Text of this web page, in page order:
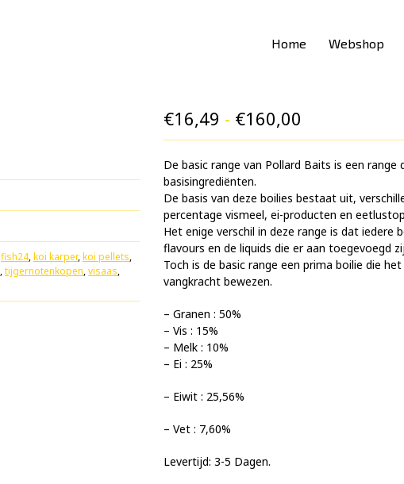
Home Webshop
fish24,koi karper,koi pellets,
,tijgernotenkopen,visaas,
€16,49 - €160,00
€16,49
tot
€160,00
De basic range van Pollard Baits is een
basisingrediënten.
De basis van deze boilies bestaat uit,
percentage vismeel, ei-producten en
Het enige verschil in deze range is dat iedere
flavours en de liquids die er aan toegevoegd
Toch is de basic range een prima boilie die
vangkracht bewezen.
– Granen : 50%
– ⁠Vis : 15%
– ⁠Melk : 10%
– ⁠Ei : 25%
– Eiwit : 25,56%
– ⁠Vet : 7,60%
Levertijd: 3-5 Dagen.